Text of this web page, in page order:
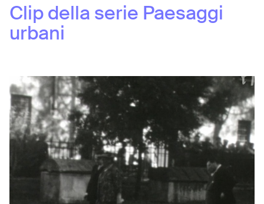
Clip della serie Paesaggi
urbani